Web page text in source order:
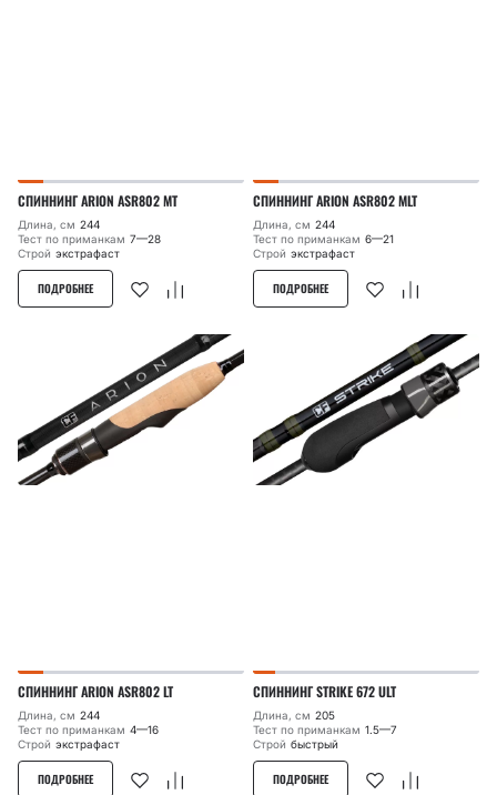
СПИННИНГ ARION ASR802 MT
Длина, см 244
Тест по приманкам 7—28
Строй экстрафаст
ПОДРОБНЕЕ
СПИННИНГ ARION ASR802 MLT
Длина, см 244
Тест по приманкам 6—21
Строй экстрафаст
ПОДРОБНЕЕ
СПИННИНГ ARION ASR802 LT
Длина, см 244
Тест по приманкам 4—16
Строй экстрафаст
ПОДРОБНЕЕ
СПИННИНГ STRIKE 672 ULT
Длина, см 205
Тест по приманкам 1.5—7
Строй быстрый
ПОДРОБНЕЕ